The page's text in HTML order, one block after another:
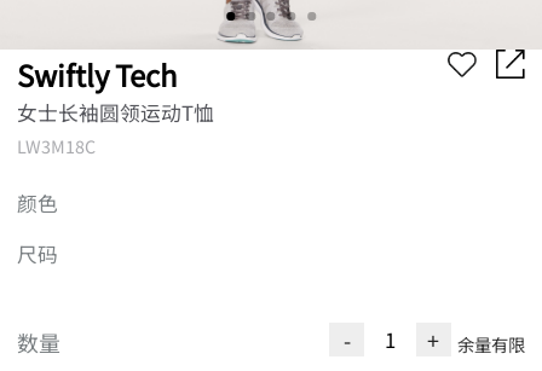
Swiftly Tech
女士长袖圆领运动T恤
LW3M18C
颜色
尺码
数量 - + 余量有限